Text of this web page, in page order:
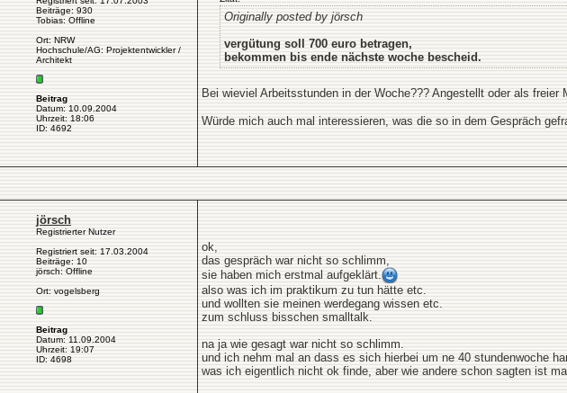
Beiträge: 930
Tobias: Offline
Ort: NRW
Hochschule/AG: Projektentwickler /
Architekt
Beitrag
Datum: 10.09.2004
Uhrzeit: 18:06
ID: 4692
Originally posted by jörsch
vergütung soll 700 euro betragen,
bekommen bis ende nächste woche bescheid.
Bei wieviel Arbeitsstunden in der Woche??? Angestellt oder als freier
Würde mich auch mal interessieren, was die so in dem Gespräch
jörsch
Registrierter Nutzer
Registriert seit: 17.03.2004
Beiträge: 10
jörsch: Offline
Ort: vogelsberg
Beitrag
Datum: 11.09.2004
Uhrzeit: 19:07
ID: 4698
ok,
das gespräch war nicht so schlimm,
sie haben mich erstmal aufgeklärt.
also was ich im praktikum zu tun hätte etc.
und wollten sie meinen werdegang wissen etc.
zum schluss bisschen smalltalk.
na ja wie gesagt war nicht so schlimm.
und ich nehm mal an dass es sich hierbei um ne 40 stundenwoche
was ich eigentlich nicht ok finde, aber wie andere schon sagten ist